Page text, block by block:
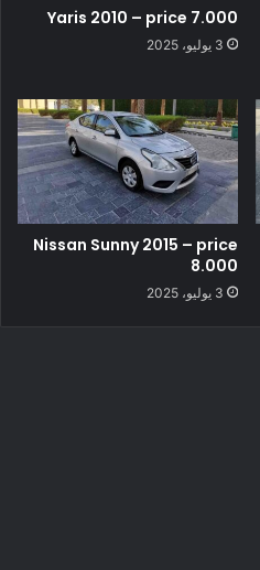
Yaris 2010 – price 7.000
3 يوليو، 2025
Nissan Sunny 2015 – price
8.000
3 يوليو، 2025